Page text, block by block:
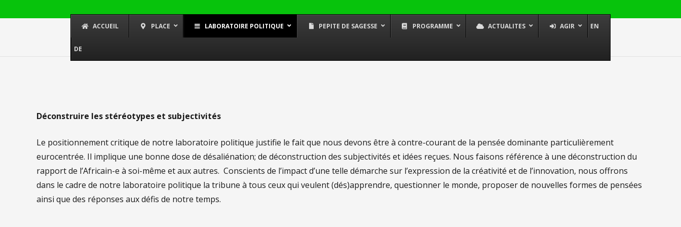
ACCUEIL PLACE LABORATOIRE POLITIQUE PEPITE DE SAGESSE PROGRAMME ACTUALITES AGIR EN
DE
Déconstruire les stéréotypes et subjectivités
Le positionnement critique de notre laboratoire politique justifie le fait que nous devons être à contre-courant de la pensée dominante particulièrement
eurocentrée. Il implique une bonne dose de désaliénation; de déconstruction des subjectivités et idées reçues. Nous faisons référence à une déconstruction du
rapport de l’Africain-e à soi-même et aux autres. Conscients de l’impact d’une telle démarche sur l’expression de la créativité et de l’innovation, nous offrons
dans le cadre de notre laboratoire politique la tribune à tous ceux qui veulent (dés)apprendre, questionner le monde, proposer de nouvelles formes de pensées
ainsi que des réponses aux défis de notre temps.